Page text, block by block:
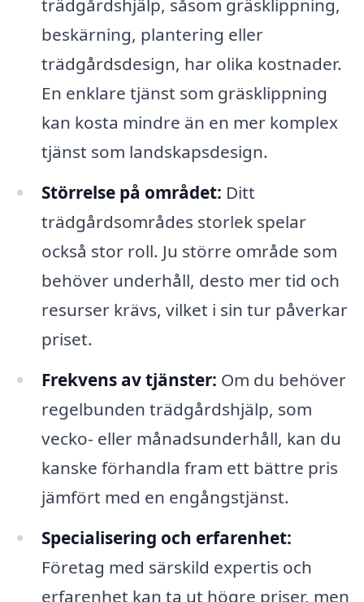
trädgårdshjälp, såsom gräsklippning,
beskärning, plantering eller
trädgårdsdesign, har olika kostnader.
En enklare tjänst som gräsklippning
kan kosta mindre än en mer komplex
tjänst som landskapsdesign.
Störrelse på området: Ditt
trädgårdsområdes storlek spelar
också stor roll. Ju större område som
behöver underhåll, desto mer tid och
resurser krävs, vilket i sin tur påverkar
priset.
Frekvens av tjänster: Om du behöver
regelbunden trädgårdshjälp, som
vecko- eller månadsunderhåll, kan du
kanske förhandla fram ett bättre pris
jämfört med en engångstjänst.
Specialisering och erfarenhet:
Företag med särskild expertis och
erfarenhet kan ta ut högre priser, men